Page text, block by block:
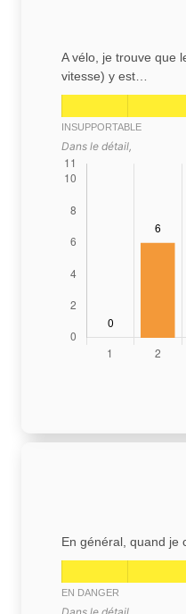
A vélo, je trouve que
vitesse) y est…
INSUPPORTABLE
Dans le détail,
En général, quand je
EN DANGER